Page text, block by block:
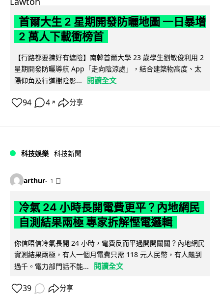
首爾大生 2 星期開發防曬地圖 一日暴增
2 萬人下載衝榜首
【行路都要揀好有遮陰】南韓首爾大學 23 歲學生劉敏俊利用 2
星期開發防曬導航 App「走向陰涼處」，結合建築物高度、太
陽仰角及行道樹陰影...
閱讀全文
94 4 ↗ 分享
科技娛樂 科技新聞
arthur 1 日
冷氣 24 小時長開電費更平？內地網民
自測結果兩極 專家拆解慳電邏輯
你信唔信冷氣長開 24 小時，電費反而平過開開關關？內地網民
實測結果兩極，有人一個月電費只需 118 元人民幣，有人飆到
過千。電力部門話不能...
閱讀全文
39 分享